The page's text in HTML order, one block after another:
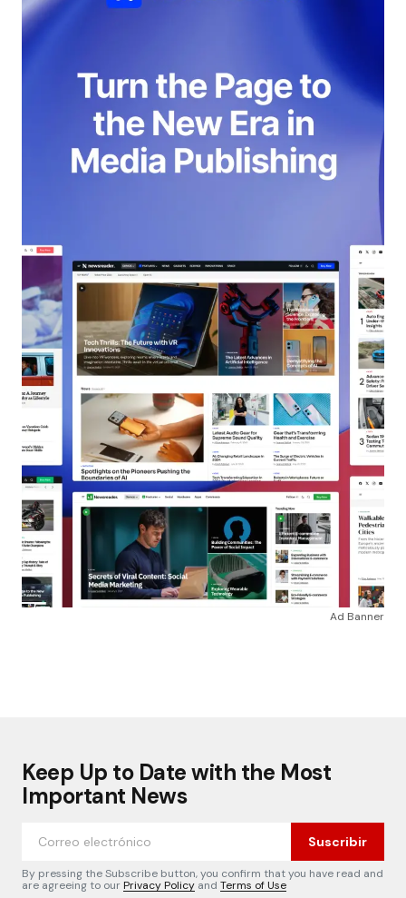
Ad Banner
Keep Up to Date with the Most
Important News
Suscribir
By pressing the Subscribe button, you confirm that you have read and
are agreeing to ourPrivacy Policy and Terms of Use